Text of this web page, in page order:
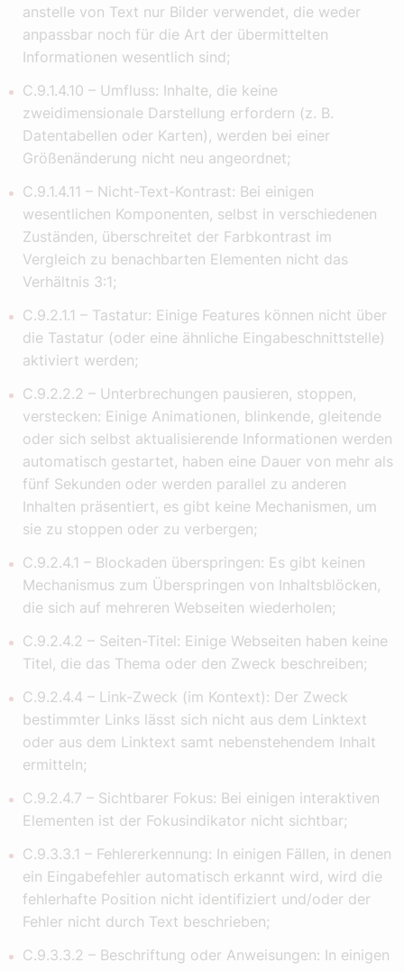
anstelle von Text nur Bilder verwendet, die weder
anpassbar noch für die Art der übermittelten
Informationen wesentlich sind;
C.9.1.4.10 – Umfluss: Inhalte, die keine
zweidimensionale Darstellung erfordern (z. B.
Datentabellen oder Karten), werden bei einer
Größenänderung nicht neu angeordnet;
C.9.1.4.11 – Nicht-Text-Kontrast: Bei einigen
wesentlichen Komponenten, selbst in verschiedenen
Zuständen, überschreitet der Farbkontrast im
Vergleich zu benachbarten Elementen nicht das
Verhältnis 3:1;
C.9.2.1.1 – Tastatur: Einige Features können nicht über
die Tastatur (oder eine ähnliche Eingabeschnittstelle)
aktiviert werden;
C.9.2.2.2 – Unterbrechungen pausieren, stoppen,
verstecken: Einige Animationen, blinkende, gleitende
oder sich selbst aktualisierende Informationen werden
automatisch gestartet, haben eine Dauer von mehr als
fünf Sekunden oder werden parallel zu anderen
Inhalten präsentiert, es gibt keine Mechanismen, um
sie zu stoppen oder zu verbergen;
C.9.2.4.1 – Blockaden überspringen: Es gibt keinen
Mechanismus zum Überspringen von Inhaltsblöcken,
die sich auf mehreren Webseiten wiederholen;
C.9.2.4.2 – Seiten-Titel: Einige Webseiten haben keine
Titel, die das Thema oder den Zweck beschreiben;
C.9.2.4.4 – Link-Zweck (im Kontext): Der Zweck
bestimmter Links lässt sich nicht aus dem Linktext
oder aus dem Linktext samt nebenstehendem Inhalt
ermitteln;
C.9.2.4.7 – Sichtbarer Fokus: Bei einigen interaktiven
Elementen ist der Fokusindikator nicht sichtbar;
C.9.3.3.1 – Fehlererkennung: In einigen Fällen, in denen
ein Eingabefehler automatisch erkannt wird, wird die
fehlerhafte Position nicht identifiziert und/oder der
Fehler nicht durch Text beschrieben;
C.9.3.3.2 – Beschriftung oder Anweisungen: In einigen